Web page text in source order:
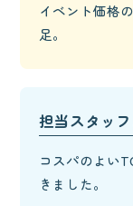
イベント価格
足。
担当スタッフ
コスパのよい
きました。